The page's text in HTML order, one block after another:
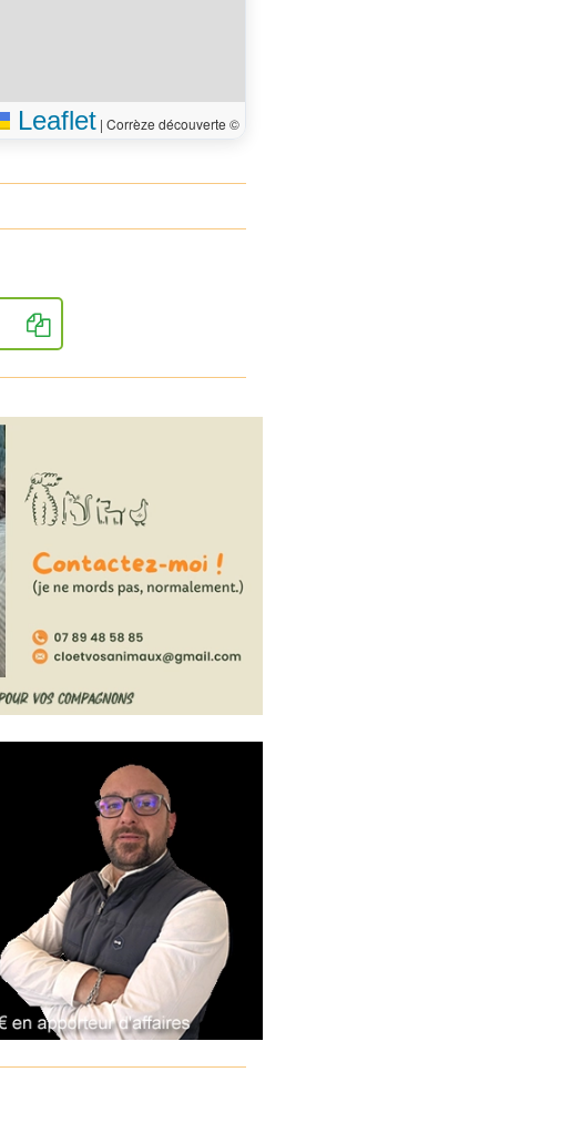
Leaflet | Corrèze découverte ©